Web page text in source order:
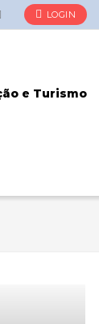
LOGIN